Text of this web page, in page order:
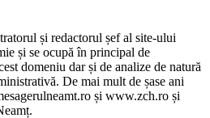
și redactorul șef al site-ului
și se ocupă în principal de
domeniu dar și de analize de natură
De mai mult de șase ani
și www.zch.ro și